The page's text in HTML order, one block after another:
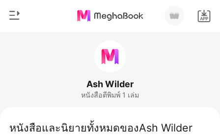
ประวัติศาสตร์
Ash Wilder
หนังสือตีพิมพ์ 1 เล่ม
หนังสือและนิยายทั้งหมดของAsh Wilder